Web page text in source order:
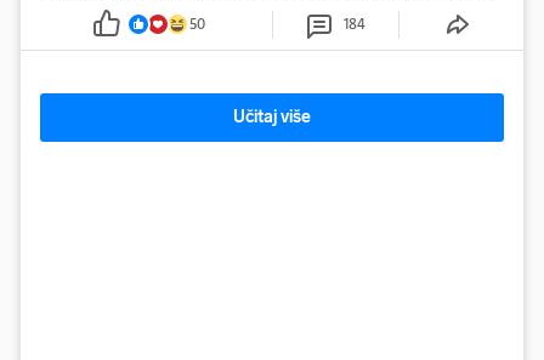
50 184
Učitaj više